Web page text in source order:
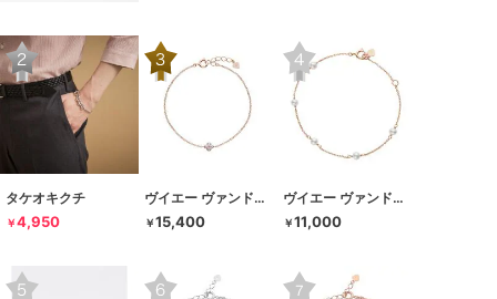
タケオキクチ
￥4,950
ヴイエー ヴァンドーム青山
￥15,400
ヴイエー ヴァンドーム青山
￥11,000